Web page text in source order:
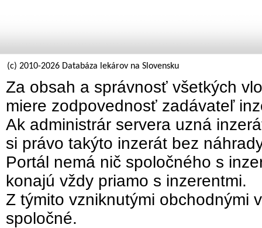
(c) 2010-2026 Databáza lekárov na Slovensku
Za obsah a správnosť všetkých
miere zodpovednosť zadávateľ
Ak administrár servera uzná
si právo takýto inzerát bez
Portál nemá nič spoločného s
konajú vždy priamo s inzerentmi.
Z týmito vzniknutými obchodnými
spoločné.